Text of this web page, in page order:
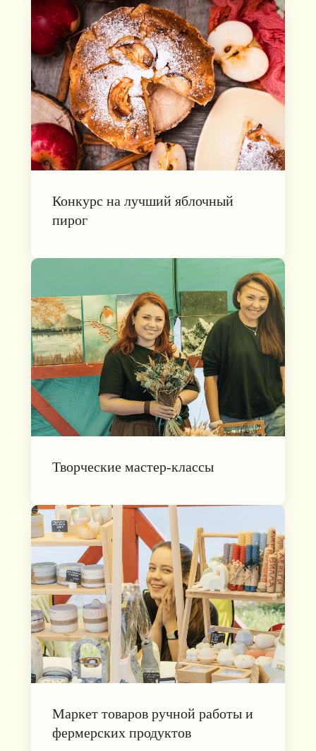
Конкурс на лучший яблочный
пирог
Творческие мастер-классы
Маркет товаров ручной работы и
фермерских продуктов